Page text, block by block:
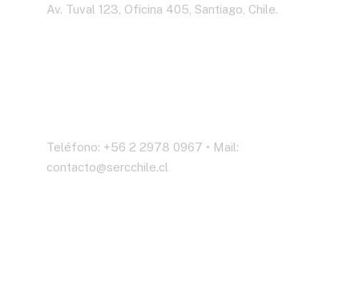
Av. Tuval 123, Oficina 405, Santiago, Chile.
Teléfono: +56 2 2978 0967 • Mail:
contacto@sercchile.cl